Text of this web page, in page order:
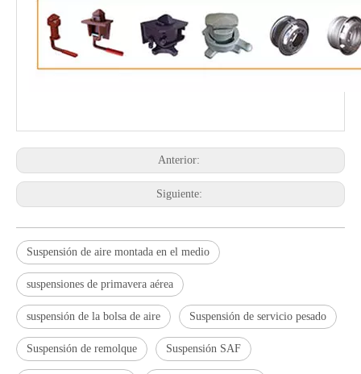
Anterior:
Siguiente:
Suspensión de aire montada en el medio
suspensiones de primavera aérea
suspensión de la bolsa de aire Suspensión de servicio pesado
Suspensión de remolque Suspensión SAF